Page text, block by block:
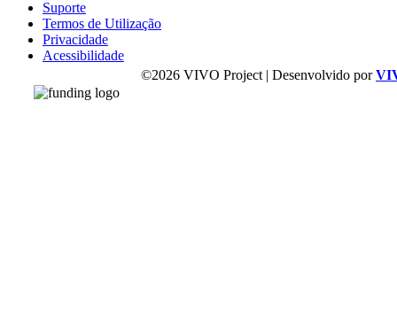
Suporte
Termos de Utilização
Privacidade
Acessibilidade
©2026 VIVO Project | Desenvolvido por